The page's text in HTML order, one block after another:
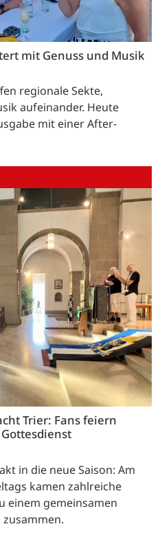
mit Genuss und Musik
regionale Sekte,
aufeinander. Heute
mit einer After-
Trier: Fans feiern
in die neue Saison: Am
kamen zahlreiche
einem gemeinsamen